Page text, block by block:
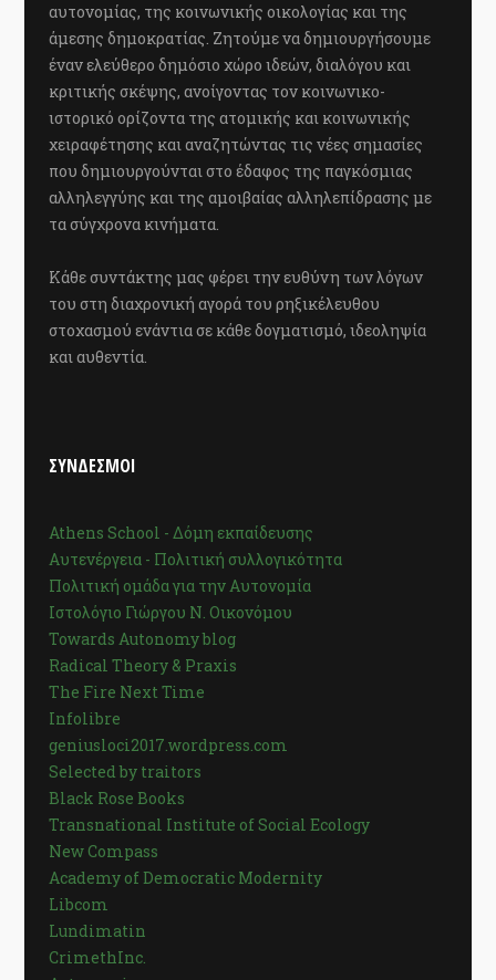
αυτονομίας, της κοινωνικής οικολογίας και της
άμεσης δημοκρατίας. Ζητούμε να δημιουργήσουμε
έναν ελεύθερο δημόσιο χώρο ιδεών, διαλόγου και
κριτικής σκέψης, ανοίγοντας τον κοινωνικο-
ιστορικό ορίζοντα της ατομικής και κοινωνικής
χειραφέτησης και αναζητώντας τις νέες σημασίες
που δημιουργούνται στο έδαφος της παγκόσμιας
αλληλεγγύης και της αμοιβαίας αλληλεπίδρασης με
τα σύγχρονα κινήματα.
Κάθε συντάκτης μας φέρει την ευθύνη των λόγων
του στη διαχρονική αγορά του ρηξικέλευθου
στοχασμού ενάντια σε κάθε δογματισμό, ιδεοληψία
και αυθεντία.
ΣΥΝΔΕΣΜΟΙ
Athens School - Δόμη εκπαίδευσης
Αυτενέργεια - Πολιτική συλλογικότητα
Πολιτική ομάδα για την Αυτονομία
Ιστολόγιο Γιώργου Ν. Οικονόμου
Towards Autonomy blog
Radical Theory & Praxis
The Fire Next Time
Infolibre
geniusloci2017.wordpress.com
Selected by traitors
Black Rose Books
Transnational Institute of Social Ecology
New Compass
Academy of Democratic Modernity
Libcom
Lundimatin
CrimethInc.